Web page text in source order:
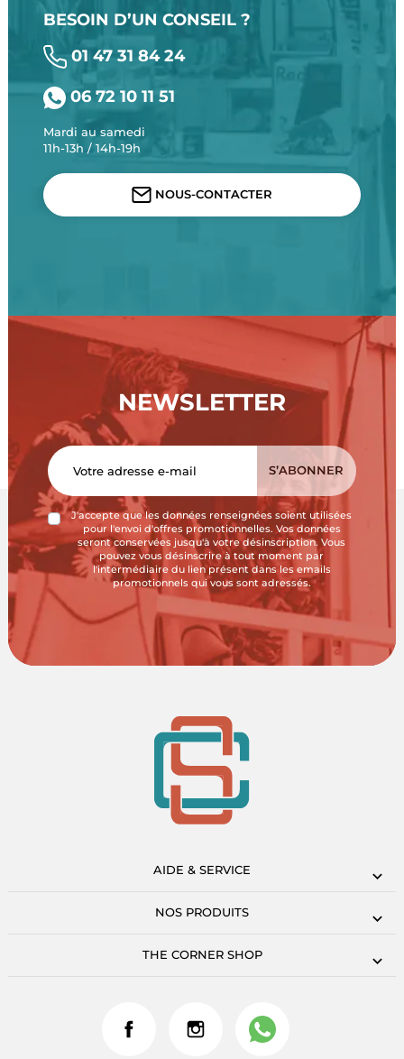
BESOIN D’UN CONSEIL ?
01 47 31 84 24
06 72 10 11 51
Mardi au samedi
11h-13h / 14h-19h
NOUS-CONTACTER
NEWSLETTER
J'accepte que les données renseignées soient utilisées
pour l'envoi d'offres promotionnelles. Vos données
seront conservées jusqu'à votre désinscription. Vous
pouvez vous désinscrire à tout moment par
l'intermédiaire du lien présent dans les emails
promotionnels qui vous sont adressés.
AIDE & SERVICE
NOS PRODUITS
THE CORNER SHOP